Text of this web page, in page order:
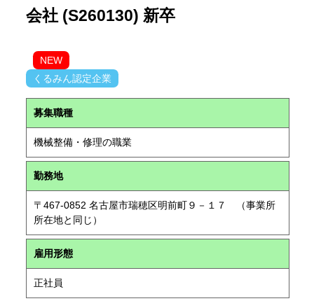
会社 (S260130) 新卒
NEW
くるみん認定企業
募集職種
機械整備・修理の職業
勤務地
〒467-0852 名古屋市瑞穂区明前町９－１７ （事業所
所在地と同じ）
雇用形態
正社員